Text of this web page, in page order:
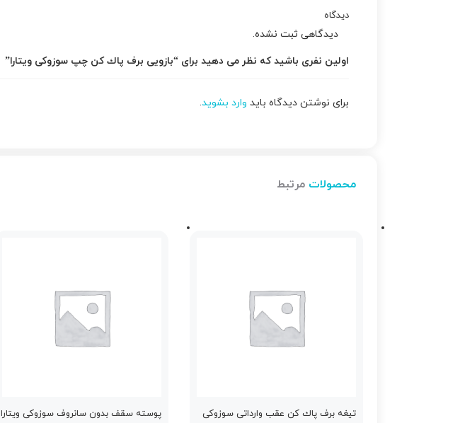
دیدگاه
دیدگاهی ثبت نشده.
اولین نفری باشید که نظر می دهید برای “بازویی برف پاك كن چپ سوزوکی ویتارا”
برای نوشتن دیدگاه باید وارد بشوید.
محصولات مرتبط
تیغه برف پاك كن عقب وارداتی سوزوکی
پوسته سقف بدون سانروف سوزوکی ویتارا